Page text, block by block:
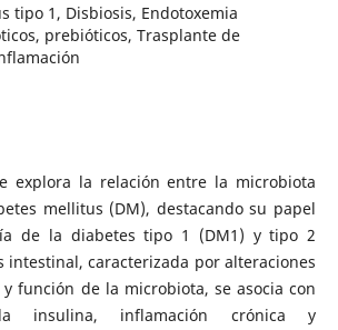
tipo 1, Disbiosis, Endotoxemia
prebióticos, Trasplante de
explora la relación entre la microbiota
mellitus (DM), destacando su papel
de la diabetes tipo 1 (DM1) y tipo 2
intestinal, caracterizada por alteraciones
función de la microbiota, se asocia con
insulina, inflamación crónica y